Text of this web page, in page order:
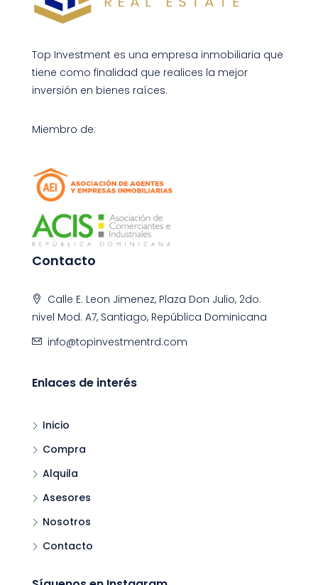
Top Investment es una empresa inmobiliaria que
tiene como finalidad que realices la mejor
inversión en bienes raíces.
Miembro de:
Contacto
Calle E. Leon Jimenez, Plaza Don Julio, 2do.
nivel Mod. A7, Santiago, República Dominicana
info@topinvestmentrd.com
Enlaces de interés
Inicio
Compra
Alquila
Asesores
Nosotros
Contacto